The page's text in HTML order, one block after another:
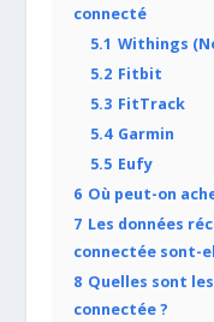
connecté
5.1 Withings
5.2 Fitbit
5.3 FitTrack
5.4 Garmin
5.5 Eufy
6 Où peut-on
7 Les données
connectée sont-
8 Quelles sont
connectée ?